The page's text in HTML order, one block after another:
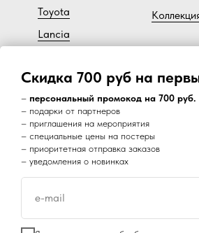
Скидка 700 руб на
– персональный промокод на 700 руб.
– подарки от партнеров
– приглашения на мероприятия
– специальные цены на постеры
– приоритетная отправка заказов
– уведомления о новинках
e-mail
Наш супер канал в
Toyota
Lancia
Volvo